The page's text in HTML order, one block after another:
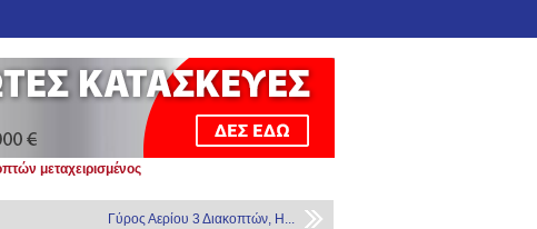
μεταχειρισμένος
Γύρος Αερίου 3 Διακοπτών, H...